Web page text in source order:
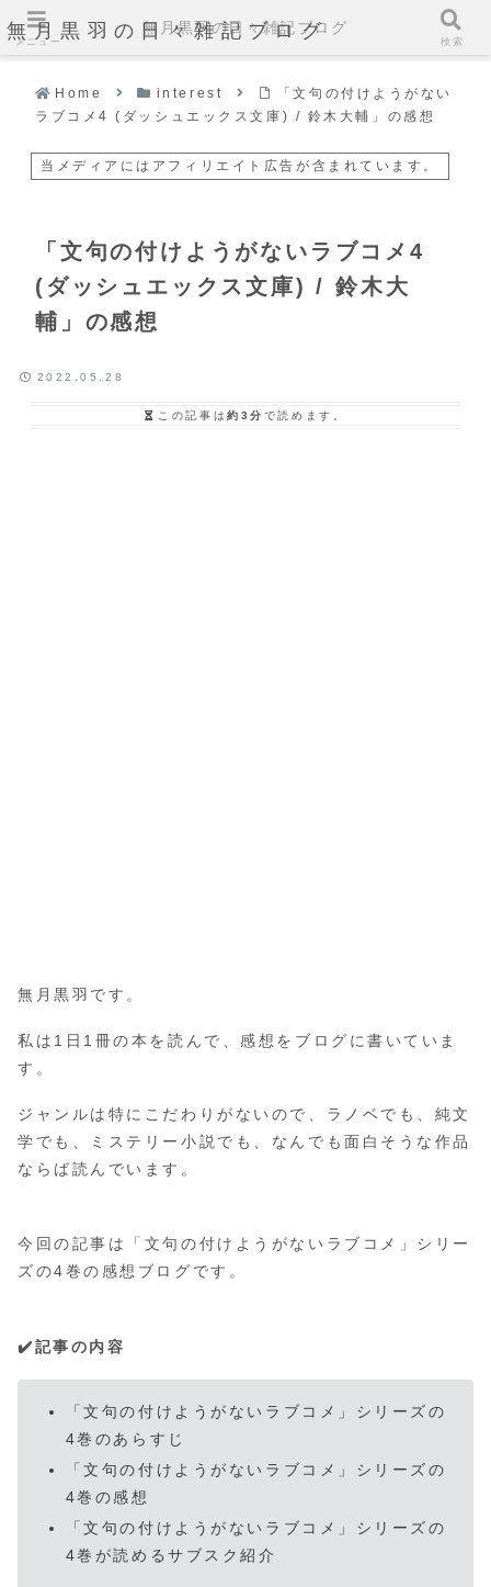
無月黒羽の日々雑記ブログ
Home interest
「文句の付けようがない
ラブコメ4 (ダッシュエックス文庫) / 鈴木大輔」の感想
当メディアにはアフィリエイト広告が含まれています。
「文句の付けようがないラブコメ4
(ダッシュエックス文庫) / 鈴木大
輔」の感想
2022.05.28
この記事は約3分 で読めます。
無月黒羽です。
私は1日1冊の本を読んで、感想をブログに書いていま
す。
ジャンルは特にこだわりがないので、ラノベでも、純文
学でも、ミステリー小説でも、なんでも面白そうな作品
ならば読んでいます。
今回の記事は「文句の付けようがないラブコメ」シリー
ズの4巻の感想ブログです。
✔️記事の内容
「文句の付けようがないラブコメ」シリーズの
4巻のあらすじ
「文句の付けようがないラブコメ」シリーズの
4巻の感想
「文句の付けようがないラブコメ」シリーズの
4巻が読めるサブスク紹介
メニュー
無月黒羽の日々雑記ブログ
検索